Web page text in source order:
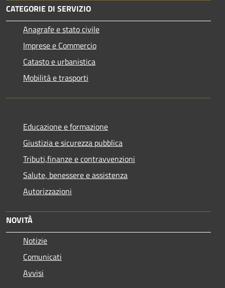
CATEGORIE DI SERVIZIO
Anagrafe e stato civile
Imprese e Commercio
Catasto e urbanistica
Mobilità e trasporti
Educazione e formazione
Giustizia e sicurezza pubblica
Tributi,finanze e contravvenzioni
Salute, benessere e assistenza
Autorizzazioni
NOVITÀ
Notizie
Comunicati
Avvisi